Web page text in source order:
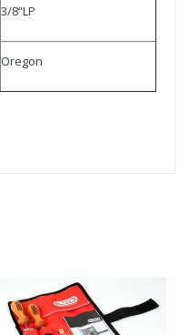
3/8“LP
Oregon